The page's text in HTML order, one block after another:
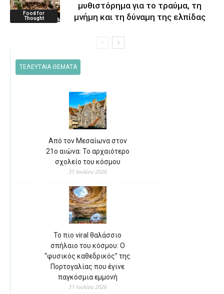
Food for
Thought
μυθιστόρημα για το τραύμα, τη
μνήμη και τη δύναμη της ελπίδας
ΤΕΛΕΥΤΑΙΑ ΘΕΜΑΤΑ
Από τον Μεσαίωνα στον
21ο αιώνα: Το αρχαιότερο
σχολείο του κόσμου
31 Ιουλίου 2026
Το πιο viral θαλάσσιο
σπήλαιο του κόσμου: Ο
“φυσικός καθεδρικός” της
Πορτογαλίας που έγινε
παγκόσμια εμμονή
31 Ιουλίου 2026